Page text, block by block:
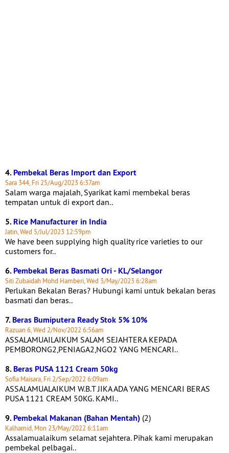
4.Pembekal Beras Import dan Export
Sara 344, Fri 25/Aug/2023 6:37am
Salam warga majalah, Syarikat kami membekal beras
tempatan untuk di export dan..
5.Rice Manufacturer in India
Jatin, Wed 5/Jul/2023 12:59pm
We have been supplying high quality rice varieties to our
customers for..
6.Pembekal Beras Basmati Ori - KL/Selangor
Siti Zubaidah Mohd Hamberi, Wed 3/May/2023 6:28am
Perlukan Bekalan Beras? Hubungi kami untuk bekalan beras
basmati dan beras..
7.Beras Bumiputera Ready Stok 5% 10%
Razuan 6, Wed 2/Nov/2022 6:56am
ASSALAMUAILAIKUM SALAM SEJAHTERA KEPADA
PEMBORONG2,PENIAGA2,NGO2 YANG MENCARI..
8.Beras PUSA 1121 Cream 50kg
Sofia Maisara, Fri 2/Sep/2022 6:09am
ASSALAMUALAIKUM W.B.T JIKA ADA YANG MENCARI BERAS
PUSA 1121 CREAM 50KG. KAMI..
9.Pembekal Makanan (Bahan Mentah) (2)
Kalhamid, Mon 23/May/2022 6:11am
Assalamualaikum selamat sejahtera. Pihak kami merupakan
pembekal pelbagai..